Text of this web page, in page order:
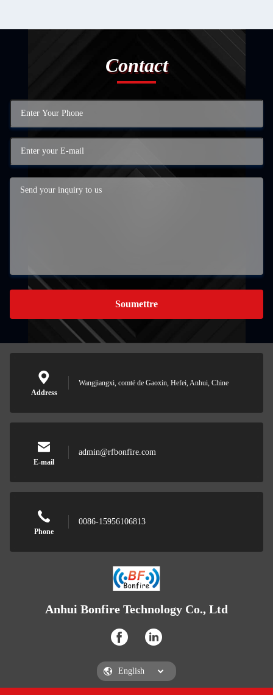
Contact
Soumettre
Address
Wangjiangxi, comté de Gaoxin, Hefei, Anhui, Chine
E-mail
admin@rfbonfire.com
Phone
0086-15956106813
Anhui Bonfire Technology Co., Ltd